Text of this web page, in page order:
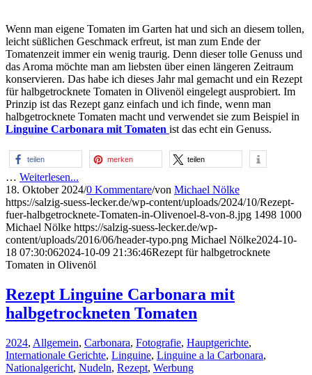
Wenn man eigene Tomaten im Garten hat und sich an diesem tollen,
leicht süßlichen Geschmack erfreut, ist man zum Ende der
Tomatenzeit immer ein wenig traurig. Denn dieser tolle Genuss und
das Aroma möchte man am liebsten über einen längeren Zeitraum
konservieren. Das habe ich dieses Jahr mal gemacht und ein Rezept
für halbgetrocknete Tomaten in Olivenöl eingelegt ausprobiert. Im
Prinzip ist das Rezept ganz einfach und ich finde, wenn man
halbgetrocknete Tomaten macht und verwendet sie zum Beispiel in
Linguine Carbonara mit Tomaten ist das echt ein Genuss.
teilen merken teilen
… Weiterlesen...
18. Oktober 2024/0 Kommentare/von Michael Nölke
https://salzig-suess-lecker.de/wp-content/uploads/2024/10/Rezept-
fuer-halbgetrocknete-Tomaten-in-Olivenoel-8-von-8.jpg 1498 1000
Michael Nölke https://salzig-suess-lecker.de/wp-
content/uploads/2016/06/header-typo.png Michael Nölke2024-10-
18 07:30:062024-10-09 21:36:46Rezept für halbgetrocknete
Tomaten in Olivenöl
Rezept Linguine Carbonara mit
halbgetrockneten Tomaten
2024, Allgemein, Carbonara, Fotografie, Hauptgerichte,
Internationale Gerichte, Linguine, Linguine a la Carbonara,
Nationalgericht, Nudeln, Rezept, Werbung